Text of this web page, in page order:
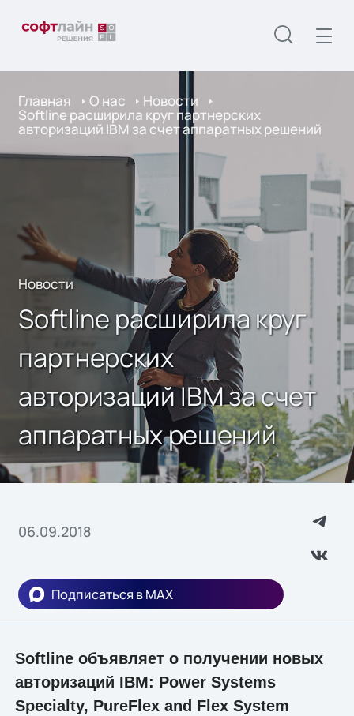
Главная О нас Новости
Softline расширила круг партнерских
авторизаций IBM за счет аппаратных решений
Новости
Softline расширила круг
партнерских
авторизаций IBM за счет
аппаратных решений
06.09.2018
Подписаться в MAX
Softline объявляет о получении новых
авторизаций IBM: Power Systems
Specialty, PureFlex and Flex System